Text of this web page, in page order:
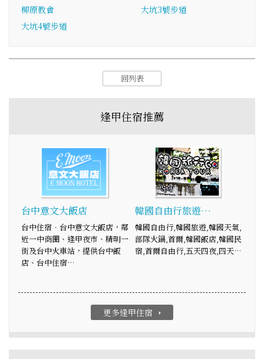
柳原教會
大坑3號步道
大坑4號步道
回列表
逢甲住宿推薦
台中意文大飯店
台中住宿‧台中意文大飯店，鄰
近一中商圈、逢甲夜市、精明一
街及台中火車站，提供台中飯
店、台中住宿…
韓國自由行旅遊…
韓國自由行,韓國旅遊,韓國天氣,
部隊火鍋,首爾,韓國飯店,韓國民
宿,首爾自由行,五天四夜,四天…
更多逢甲住宿 arrow_right